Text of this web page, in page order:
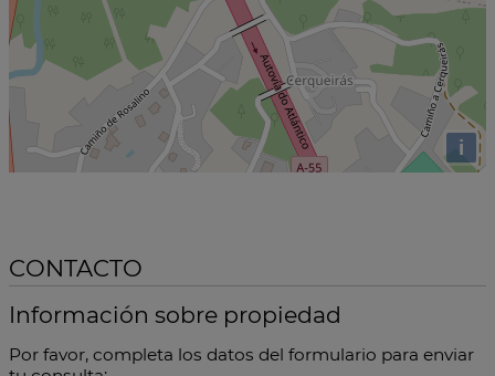
i
CONTACTO
Información sobre propiedad
Por favor, completa los datos del formulario para enviar